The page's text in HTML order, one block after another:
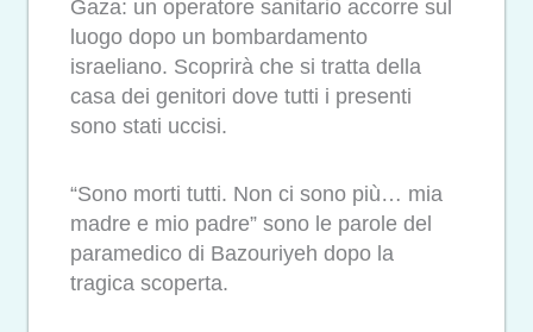
Gaza: un operatore sanitario accorre sul
luogo dopo un bombardamento
israeliano. Scoprirà che si tratta della
casa dei genitori dove tutti i presenti
sono stati uccisi.
“Sono morti tutti. Non ci sono più… mia
madre e mio padre” sono le parole del
paramedico di Bazouriyeh dopo la
tragica scoperta.